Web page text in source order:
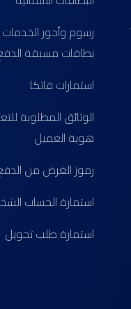
رسوم وأجور
بطاقات مسبقة
استمارات فاتكا
الوثائق المطلوبة
هوية العميل
رموز الغرض من
استمارة الحساب
استمارة طلب تحويل